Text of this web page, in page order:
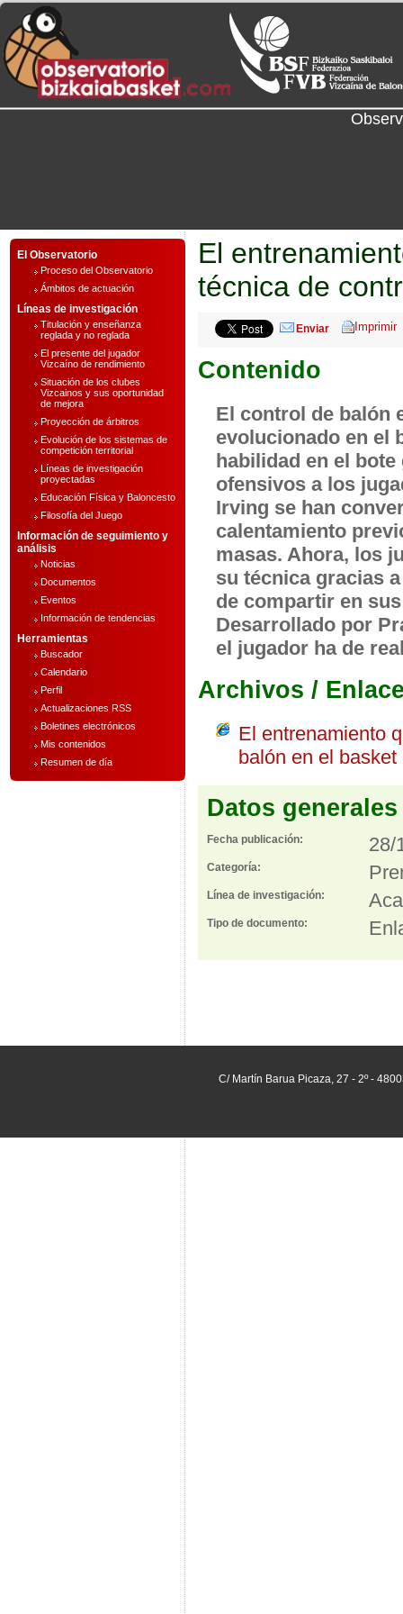
El Observatorio
Proceso del Observatorio
Ámbitos de actuación
Líneas de investigación
Titulación y enseñanza
reglada y no reglada
El presente del jugador
Vizcaíno de rendimiento
Situación de los clubes
Vizcainos y sus oportunidad
de mejora
Proyección de árbitros
Evolución de los sistemas de
competición territorial
Líneas de investigación
proyectadas
Educación Física y Baloncesto
Filosofía del Juego
Información de seguimiento y
análisis
Noticias
Documentos
Eventos
Información de tendencias
Herramientas
Buscador
Calendario
Perfil
Actualizaciones RSS
Boletines electrónicos
Mis contenidos
Resumen de día
El
técnica de
Enviar
Contenido
El control de balón
evolucionado en el
habilidad en el
ofensivos a los
Irving se han
calentamiento
masas. Ahora, los
su técnica gracias
de compartir en
Desarrollado por
el jugador ha de
Archivos /
El entrenamiento
balón en el basket
Datos generales
Fecha publicación: 28/
Categoría:
Línea de investigación:
Tipo de documento:
C/ Martín Barua Picaza, 27 - 2º -